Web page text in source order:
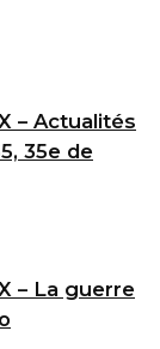
– Actualités
35e de
– La guerre